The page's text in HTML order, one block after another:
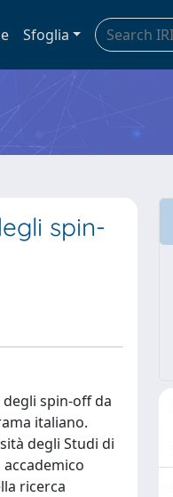
Sfoglia
spin-
spin-off da
italiano.
degli Studi di
ricerca